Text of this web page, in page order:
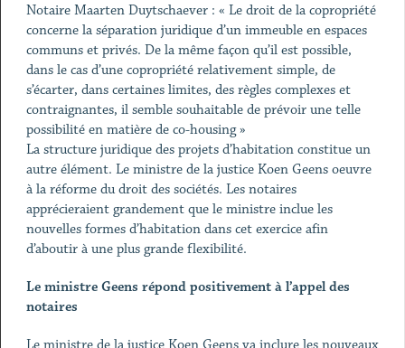
Notaire Maarten Duytschaever : « Le droit de la copropriété
concerne la séparation juridique d’un immeuble en espaces
communs et privés. De la même façon qu’il est possible,
dans le cas d’une copropriété relativement simple, de
s’écarter, dans certaines limites, des règles complexes et
contraignantes, il semble souhaitable de prévoir une telle
possibilité en matière de co-housing »
La structure juridique des projets d’habitation constitue un
autre élément. Le ministre de la justice Koen Geens oeuvre
à la réforme du droit des sociétés. Les notaires
apprécieraient grandement que le ministre inclue les
nouvelles formes d’habitation dans cet exercice afin
d’aboutir à une plus grande flexibilité.
Le ministre Geens répond positivement à l’appel des
notaires